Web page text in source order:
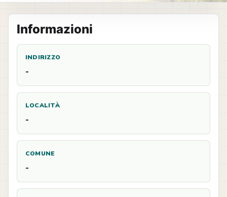
Informazioni
INDIRIZZO
-
LOCALITÀ
-
COMUNE
-